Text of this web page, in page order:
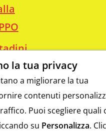
funzionale
la tua privacy
a migliorare la tua
contenuti
Puoi scegliere quali
su Personalizza.